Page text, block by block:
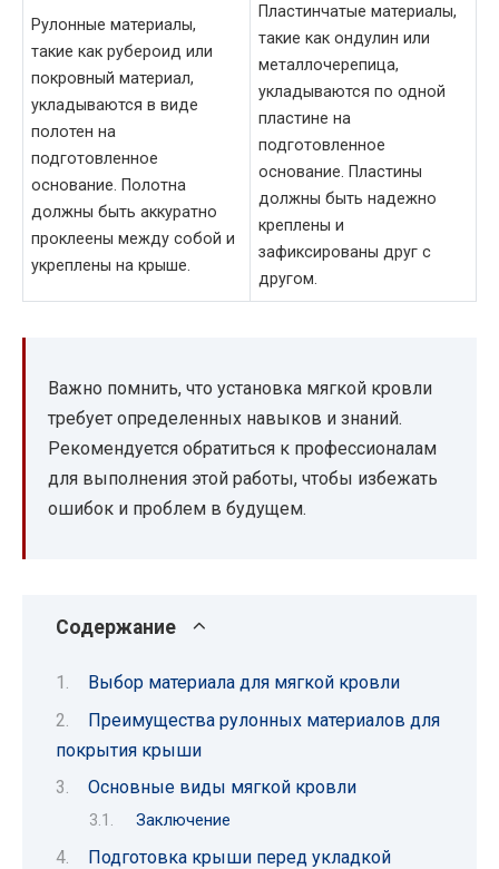
Рулонные материалы,
такие как рубероид или
покровный материал,
укладываются в виде
полотен на
подготовленное
основание. Полотна
должны быть аккуратно
проклеены между собой и
укреплены на крыше.
Пластинчатые материалы,
такие как ондулин или
металлочерепица,
укладываются по одной
пластине на
подготовленное
основание. Пластины
должны быть надежно
креплены и
зафиксированы друг с
другом.
Важно помнить, что установка мягкой кровли
требует определенных навыков и знаний.
Рекомендуется обратиться к профессионалам
для выполнения этой работы, чтобы избежать
ошибок и проблем в будущем.
Содержание
Выбор материала для мягкой кровли
Преимущества рулонных материалов для
покрытия крыши
Основные виды мягкой кровли
Заключение
Подготовка крыши перед укладкой